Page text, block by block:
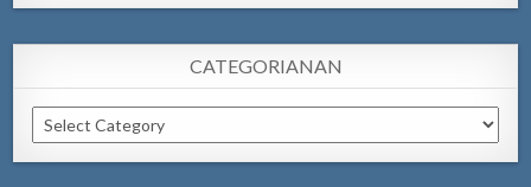
CATEGORIANAN
Categorianan